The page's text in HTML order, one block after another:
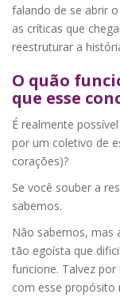
falando de se abrir
as críticas que
reestruturar a
O quão
que esse
É realmente
por um coletivo de
corações)?
Se você souber a
sabemos.
Não sabemos, mas
tão egoísta que
funcione. Talvez
com esse